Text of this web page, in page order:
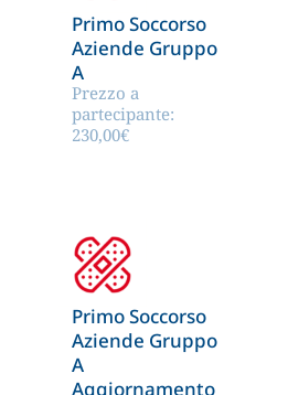
Primo Soccorso
Aziende Gruppo
A
Prezzo a
partecipante:
230,00€
Primo Soccorso
Aziende Gruppo
A
Aggiornamento